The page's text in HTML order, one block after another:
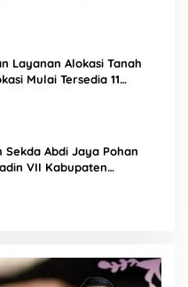
Layanan Alokasi Tanah
Mulai Tersedia 11
Sekda Abdi Jaya Pohan
VII Kabupaten